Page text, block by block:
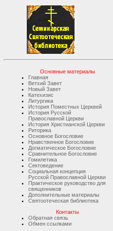
Основные материалы
Главная
Ветхий Завет
Новый Завет
Катехизис
Литургика
История Поместных Церквей
История Русской
Православной Церкви
История Христианской Церкви
Риторика
Основное Богословие
Нравственное Богословие
Догматическое Богословие
Сравнительное Богословие
Гомилетика
Сектоведение
Социальная концепция
Русской Православной Церкви
Практическое руководство для
священников
Дополнительные материалы
Святоотеческая библиотека
Контакты
Обратная связь
Обмен ссылками